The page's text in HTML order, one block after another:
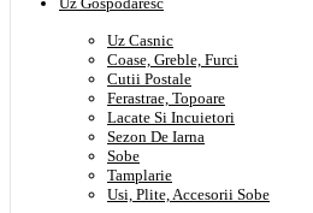
Uz Casnic
Coase, Greble, Furci
Cutii Postale
Ferastrae, Topoare
Lacate Si Incuietori
Sezon De Iarna
Sobe
Tamplarie
Usi, Plite, Accesorii Sobe